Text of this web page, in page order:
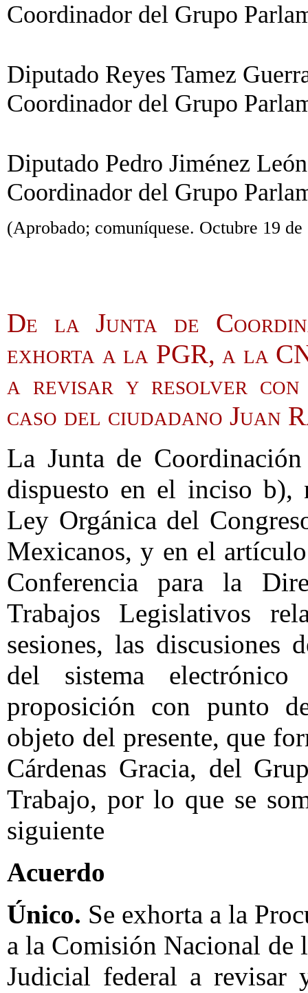
Coordinador del Grupo
Diputado Reyes Tamez
Coordinador del Grupo
Diputado Pedro Jiménez León
Coordinador del Grupo
(Aprobado; comuníquese. Octubre 19 de
De la Junta de
exhorta a la PGR, a la
a revisar y resolver
caso del ciudadano Juan
La Junta de
dispuesto en el inciso
Ley Orgánica del
Mexicanos, y en el
Conferencia para la
Trabajos Legislativos
sesiones, las discusiones
del sistema
proposición con punto
objeto del presente, que
Cárdenas Gracia, del
Trabajo, por lo que se
siguiente
Acuerdo
Único. Se exhorta a la
a la Comisión Nacional de
Judicial federal a revisar